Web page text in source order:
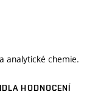
analytické chemie.
HODNOCENÍ